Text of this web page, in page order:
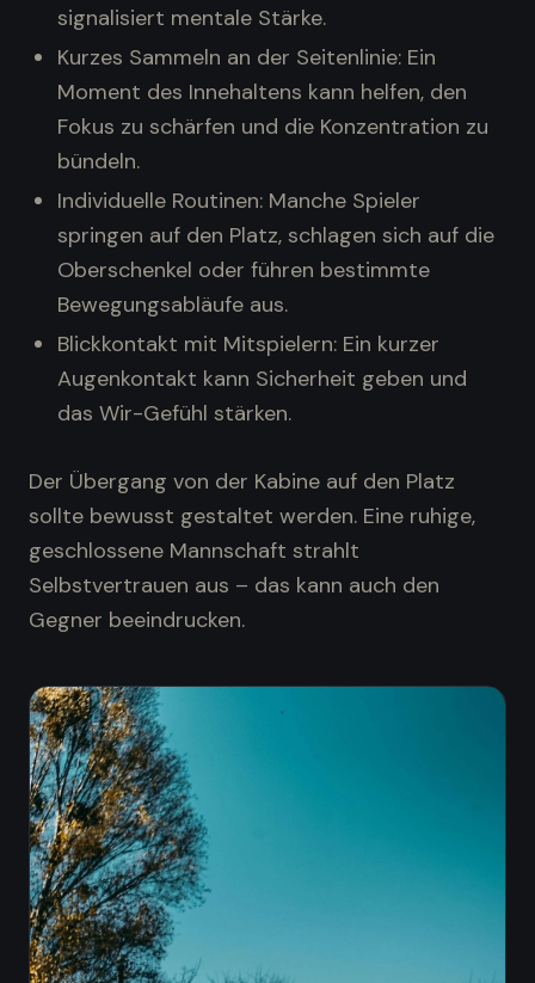
Vereinsführung:Verein besser organisieren
Trainingsalltag:Training leichter planen
signalisiert mentale Stärke.
Kurzes Sammeln an der Seitenlinie: Ein
Moment des Innehaltens kann helfen, den
Fokus zu schärfen und die Konzentration zu
bündeln.
Individuelle Routinen: Manche Spieler
springen auf den Platz, schlagen sich auf die
Oberschenkel oder führen bestimmte
Bewegungsabläufe aus.
Blickkontakt mit Mitspielern: Ein kurzer
Augenkontakt kann Sicherheit geben und
das Wir-Gefühl stärken.
Der Übergang von der Kabine auf den Platz
sollte bewusst gestaltet werden. Eine ruhige,
geschlossene Mannschaft strahlt
Selbstvertrauen aus – das kann auch den
Gegner beeindrucken.